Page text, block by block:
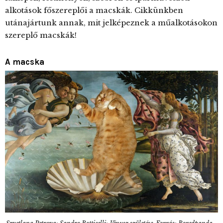
alkotások főszereplői a macskák. Cikkünkben
utánajártunk annak, mit jelképeznek a műalkotásokon
szereplő macskák!
A macska